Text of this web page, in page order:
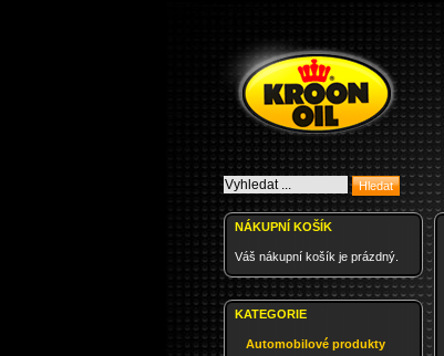
NÁKUPNÍ KOŠÍK
Váš nákupní košík je prázdný.
KATEGORIE
Automobilové produkty